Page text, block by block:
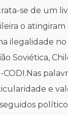
se de um
o atingiram
ilegalidade no
Soviética,
e